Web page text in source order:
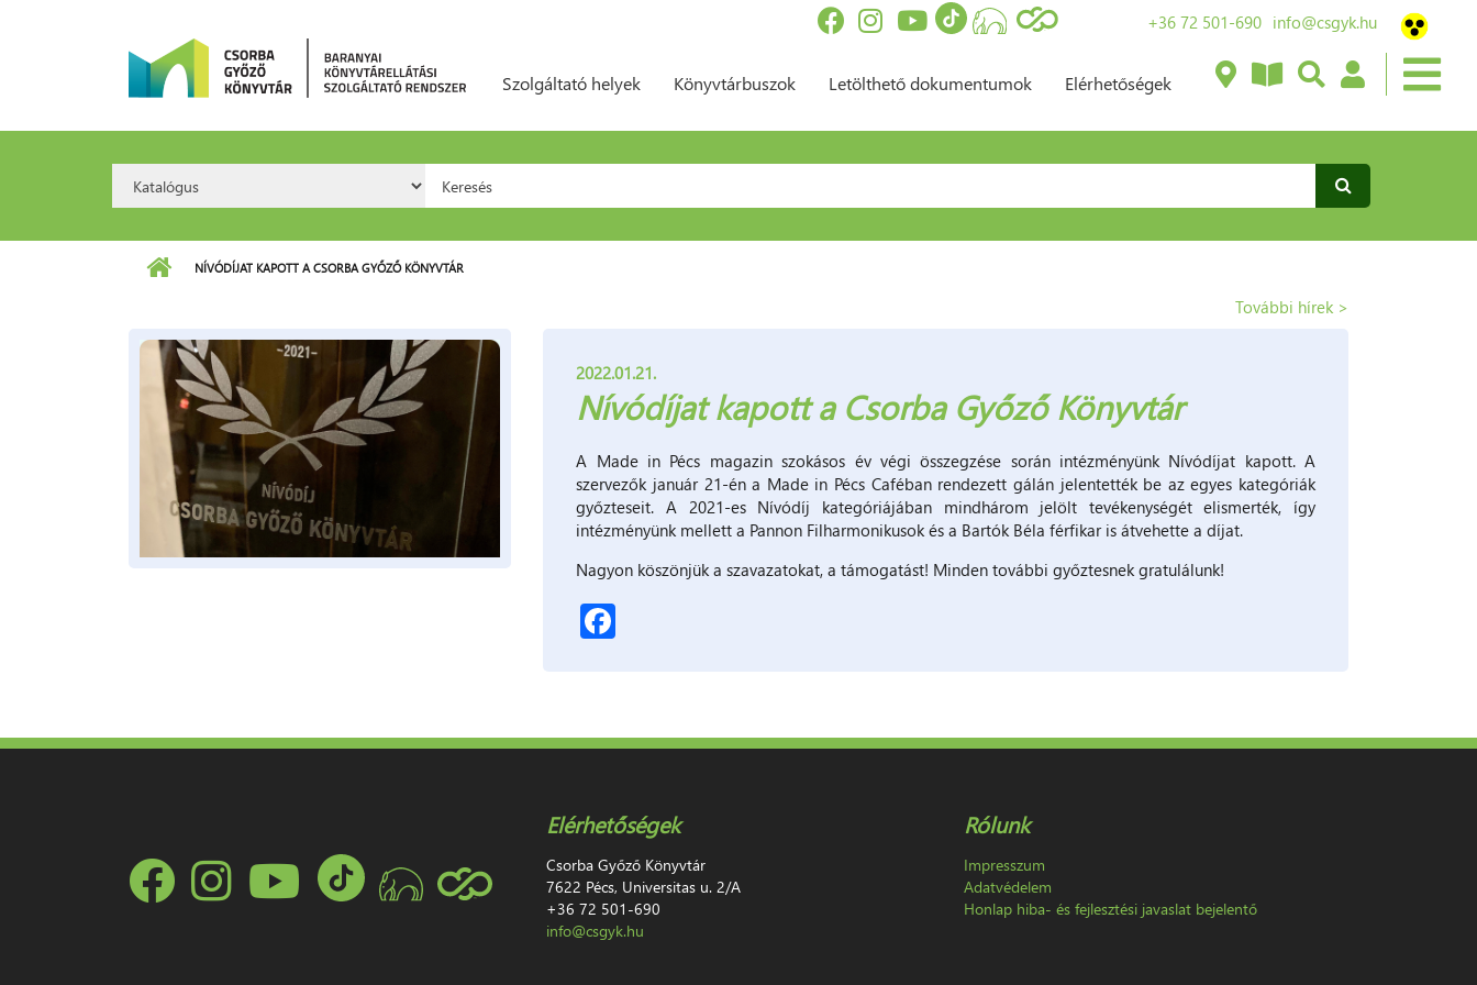
+36 72 501-690 info@csgyk.hu
Szolgáltató helyek Könyvtárbuszok Letölthető dokumentumok Elérhetőségek
Option:
Keresés űrlap
NÍVÓDÍJAT KAPOTT A CSORBA GYŐZŐ KÖNYVTÁR
További hírek >
2022.01.21.
Nívódíjat kapott a Csorba Győző Könyvtár
A Made in Pécs magazin szokásos év végi összegzése során intézményünk Nívódíjat kapott. A
szervezők január 21-én a Made in Pécs Caféban rendezett gálán jelentették be az egyes kategóriák
győzteseit. A 2021-es Nívódíj kategóriájában mindhárom jelölt tevékenységét elismerték, így
intézményünk mellett a Pannon Filharmonikusok és a Bartók Béla férfikar is átvehette a díjat.
Nagyon köszönjük a szavazatokat, a támogatást! Minden további győztesnek gratulálunk!
Elérhetőségek
Csorba Győző Könyvtár
7622 Pécs, Universitas u. 2/A
+36 72 501-690
info@csgyk.hu
Rólunk
Impresszum
Adatvédelem
Honlap hiba- és fejlesztési javaslat bejelentő